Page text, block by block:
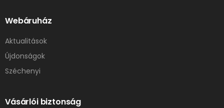
Webáruház
Aktualitások
Újdonságok
Széchenyi
Vásárlói biztonság